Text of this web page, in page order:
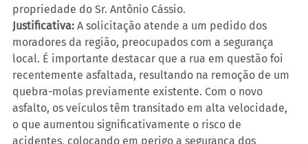
propriedade do Sr. Antônio Cássio.
Justificativa: A solicitação atende a um pedido dos
moradores da região, preocupados com a segurança
local. É importante destacar que a rua em questão foi
recentemente asfaltada, resultando na remoção de um
quebra-molas previamente existente. Com o novo
asfalto, os veículos têm transitado em alta velocidade,
o que aumentou significativamente o risco de
acidentes, colocando em perigo a segurança dos